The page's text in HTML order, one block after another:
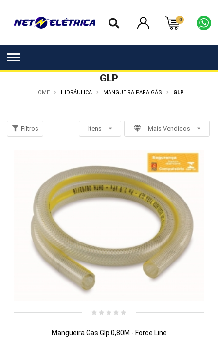
0
GLP
HOME HIDRÁULICA MANGUEIRA PARA GÁS GLP
Filtros Itens Mais Vendidos
Mangueira Gas Glp 0,80M - Force Line